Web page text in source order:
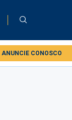
da Lei do Descongela
ANUNCIE CONOSCO